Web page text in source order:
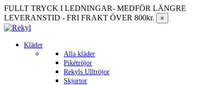
FULLT TRYCK I LEDNINGAR- MEDFÖR LÄNGRE
LEVERANSTID - FRI FRAKT ÖVER 800kr.
×
Kläder
Alla kläder
Pikétröjor
Rekyls Ulltröjor
Skjortor